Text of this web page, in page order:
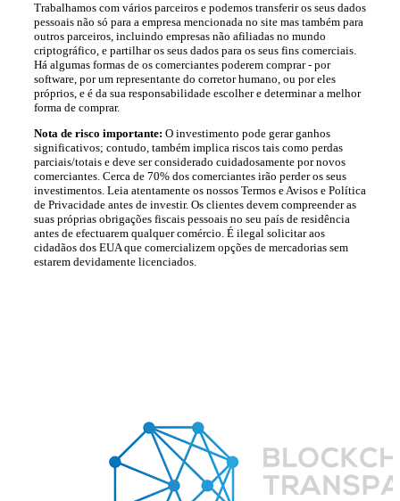
Trabalhamos com vários parceiros e podemos transferir os seus dados
pessoais não só para a empresa mencionada no site mas também para
outros parceiros, incluindo empresas não afiliadas no mundo
criptográfico, e partilhar os seus dados para os seus fins comerciais.
Há algumas formas de os comerciantes poderem comprar - por
software, por um representante do corretor humano, ou por eles
próprios, e é da sua responsabilidade escolher e determinar a melhor
forma de comprar.
Nota de risco importante: O investimento pode gerar ganhos
significativos; contudo, também implica riscos tais como perdas
parciais/totais e deve ser considerado cuidadosamente por novos
comerciantes. Cerca de 70% dos comerciantes irão perder os seus
investimentos. Leia atentamente os nossos Termos e Avisos e Política
de Privacidade antes de investir. Os clientes devem compreender as
suas próprias obrigações fiscais pessoais no seu país de residência
antes de efectuarem qualquer comércio. É ilegal solicitar aos
cidadãos dos EUA que comercializem opções de mercadorias sem
estarem devidamente licenciados.